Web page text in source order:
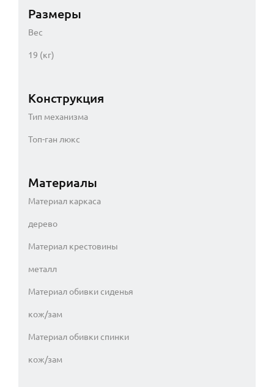
Размеры
Вес
19 (кг)
Конструкция
Тип механизма
Топ-ган люкс
Материалы
Материал каркаса
дерево
Материал крестовины
металл
Материал обивки сиденья
кож/зам
Материал обивки спинки
кож/зам